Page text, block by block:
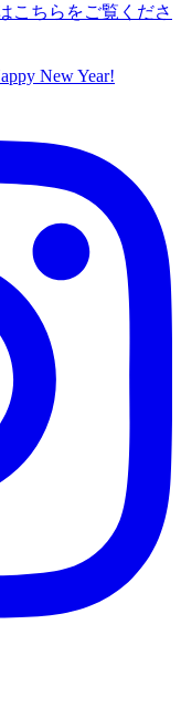
こちらをご覧くださ
New Year!